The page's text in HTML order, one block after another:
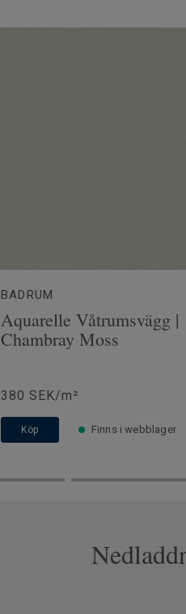
Ja (max 27 °C)
BADRUM
Aquarelle Våtrumsvägg |
Chambray Moss
380 SEK/m²
Köp Finns i webblager